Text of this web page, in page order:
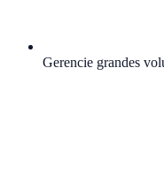
Gerencie grandes